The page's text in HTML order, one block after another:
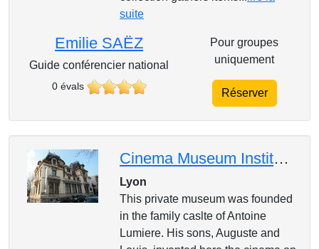
suite
Emilie SAËZ
Guide conférencier national
0 évals
Pour groupes
uniquement
Réserver
Cinema Museum Institut Lumiere in English
Lyon
This private museum was founded
in the family caslte of Antoine
Lumiere. His sons, Auguste and